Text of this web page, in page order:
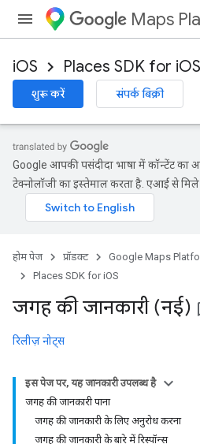
Maps
iOS Places SDK for iOS
शुरू करें संपर्क बिक्री
Google आपकी पसंदीदा भाषा में कॉन्टेंट का
टेक्नोलॉजी का इस्तेमाल करता है. एआई से मिले
होम पेज प्रॉडक्ट Google Maps
Places SDK for iOS
जगह की जानकारी (नई)
रिलीज़ नोट्स
इस पेज पर, यह जानकारी उपलब्ध है
जगह की जानकारी पाना
जगह की जानकारी के लिए अनुरोध करना
जगह की जानकारी के बारे में रिस्पॉन्स